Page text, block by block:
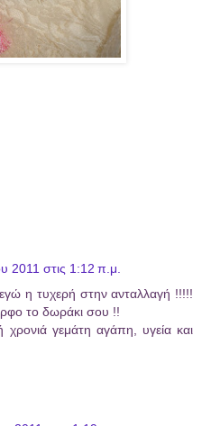
2011 στις 1:12 π.μ.
η τυχερή στην ανταλλαγή !!!!!
το δωράκι σου !!
χρονιά γεμάτη αγάπη, υγεία και